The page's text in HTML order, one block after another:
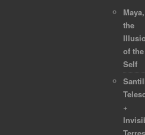
Maya,
the
of the
Self
+